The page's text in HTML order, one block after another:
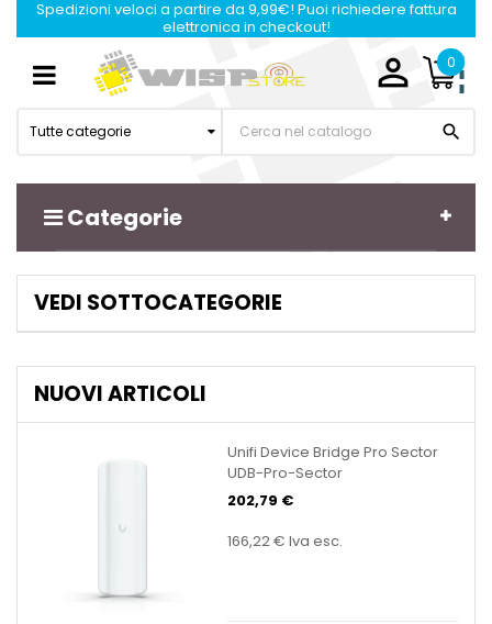
Spedizioni veloci a partire da 9,99€! Puoi richiedere fattura
elettronica in checkout!
 0
Tutte categorie 
Categorie
Navigazione
Toggle
VEDI SOTTOCATEGORIE
NUOVI ARTICOLI
Unifi Device Bridge Pro Sector
UDB-Pro-Sector
202,79 €
166,22 € Iva esc.